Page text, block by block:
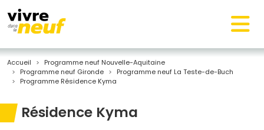
Accueil
Programme neuf Nouvelle-Aquitaine
Programme neuf Gironde
Programme neuf La Teste-de-Buch
Programme Résidence Kyma
Résidence Kyma